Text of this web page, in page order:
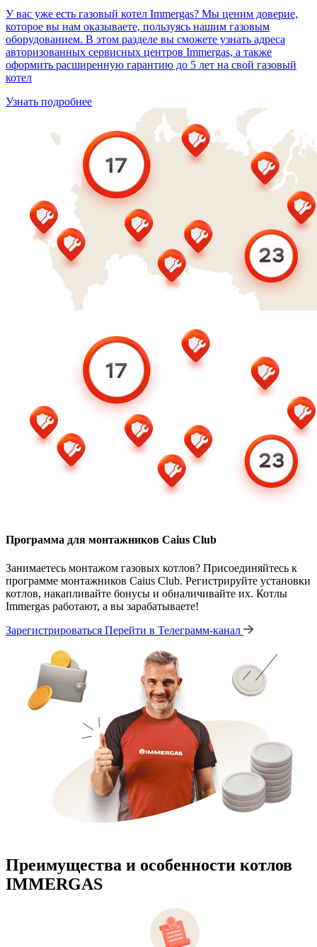
У вас уже есть газовый котел Immergas? Мы ценим доверие,
которое вы нам оказываете, пользуясь нашим газовым
оборудованием. В этом разделе вы сможете узнать адреса
авторизованных сервисных центров Immergas, а также
оформить расширенную гарантию до 5 лет на свой газовый
котел
Узнать подробнее
Программа для монтажников Caius Club
Занимаетесь монтажом газовых котлов? Присоединяйтесь к
программе монтажников Caius Club. Регистрируйте установки
котлов, накапливайте бонусы и обналичивайте их. Котлы
Immergas работают, а вы зарабатываете!
Зарегистрироваться Перейти в Телеграмм-канал
Преимущества и особенности котлов
IMMERGAS